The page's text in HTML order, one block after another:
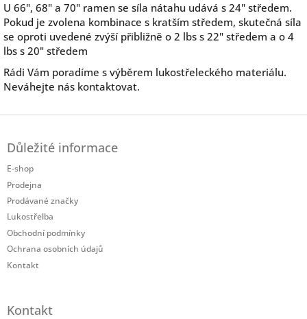
U 66", 68" a 70" ramen se síla nátahu udává s 24" středem.
Pokud je zvolena kombinace s kratším středem, skutečná síla
se oproti uvedené zvýší přibližně o 2 lbs s 22" středem a o 4
lbs s 20" středem
Rádi Vám poradíme s výběrem lukostřeleckého materiálu.
Neváhejte nás kontaktovat.
Důležité informace
E-shop
Prodejna
Prodávané značky
Lukostřelba
Obchodní podmínky
Ochrana osobních údajů
Kontakt
Kontakt